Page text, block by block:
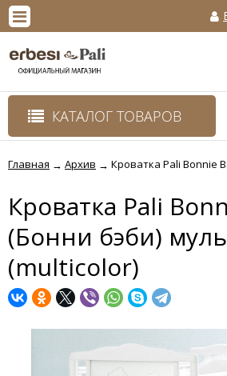
КАТАЛОГ ТОВАРОВ
Главная → Архив → Кроватка Pali Bonnie
Кроватка Pali
(Бонни бэби)
(multicolor)